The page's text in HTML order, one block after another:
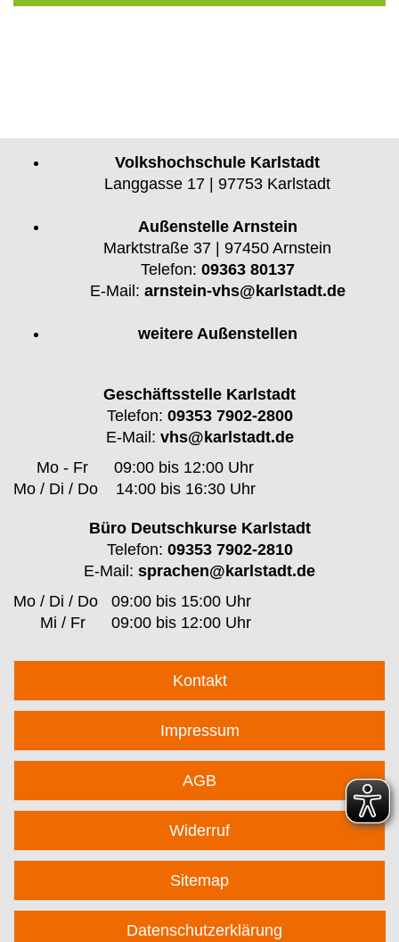
Volkshochschule Karlstadt
Langgasse 17 | 97753 Karlstadt
Außenstelle Arnstein
Marktstraße 37 | 97450 Arnstein
Telefon: 09363 80137
E-Mail: arnstein-vhs@karlstadt.de
weitere Außenstellen
Geschäftsstelle Karlstadt
Telefon: 09353 7902-2800
E-Mail: vhs@karlstadt.de
Mo - Fr
09:00 bis 12:00 Uhr
Mo / Di / Do
14:00 bis 16:30 Uhr
Büro Deutschkurse Karlstadt
Telefon: 09353 7902-2810
E-Mail: sprachen@karlstadt.de
Mo / Di / Do 09:00 bis 15:00 Uhr
Mi / Fr
09:00 bis 12:00 Uhr
Kontakt
Impressum
AGB
Widerruf
Sitemap
Datenschutzerklärung